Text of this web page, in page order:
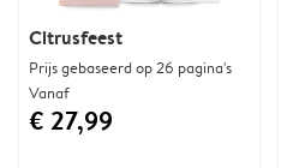
Citrusfeest
Prijs gebaseerd op 26 pagina's
Vanaf
€ 27,99